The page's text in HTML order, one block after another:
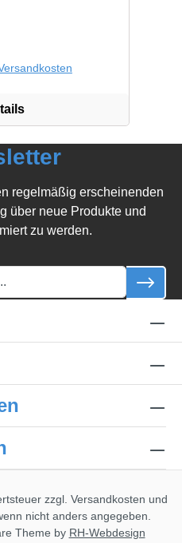
regelmäßig erscheinenden
über neue Produkte und
zu werden.
zzgl. Versandkosten und
nicht anders angegeben.
Theme by RH-Webdesign